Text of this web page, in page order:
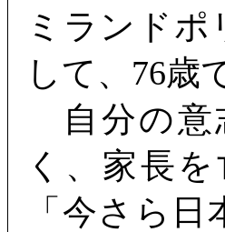
ミランド
して、76歳
自分の意
く、家長
「今さら